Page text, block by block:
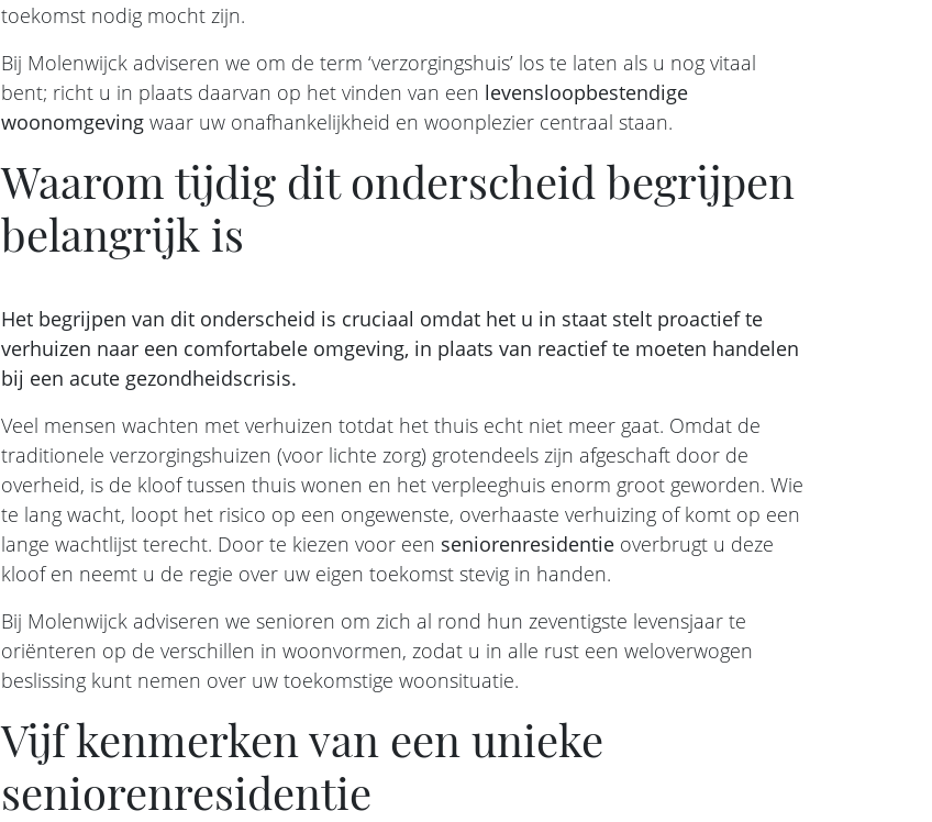
toekomst nodig mocht zijn.
Bij Molenwijck adviseren we om de term ‘verzorgingshuis’ los te laten als u nog vitaal
bent; richt u in plaats daarvan op het vinden van een levensloopbestendige
woonomgeving waar uw onafhankelijkheid en woonplezier centraal staan.
Waarom tijdig dit onderscheid begrijpen
belangrijk is
Het begrijpen van dit onderscheid is cruciaal omdat het u in staat stelt proactief te
verhuizen naar een comfortabele omgeving, in plaats van reactief te moeten handelen
bij een acute gezondheidscrisis.
Veel mensen wachten met verhuizen totdat het thuis echt niet meer gaat. Omdat de
traditionele verzorgingshuizen (voor lichte zorg) grotendeels zijn afgeschaft door de
overheid, is de kloof tussen thuis wonen en het verpleeghuis enorm groot geworden. Wie
te lang wacht, loopt het risico op een ongewenste, overhaaste verhuizing of komt op een
lange wachtlijst terecht. Door te kiezen voor een seniorenresidentie overbrugt u deze
kloof en neemt u de regie over uw eigen toekomst stevig in handen.
Bij Molenwijck adviseren we senioren om zich al rond hun zeventigste levensjaar te
oriënteren op de verschillen in woonvormen, zodat u in alle rust een weloverwogen
beslissing kunt nemen over uw toekomstige woonsituatie.
Vijf kenmerken van een unieke
seniorenresidentie